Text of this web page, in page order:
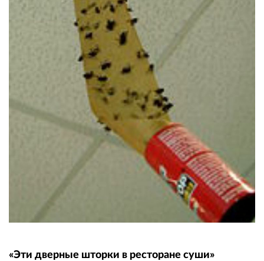
«Эти дверные шторки в ресторане суши»